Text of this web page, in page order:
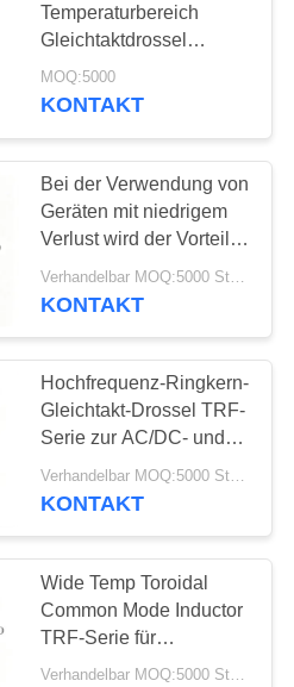
32
Temperaturbereich
Gleichtaktdrossel
TRF2606H-103Y -40°C
bis +105°C für
MOQ:5000
KONTAKT
Bei der Verwendung von
Geräten mit niedrigem
Verlust wird der Vorteil
des Verbrauchs in einem
bestimmten Bereich
KONTAKT
Hochfrequenz-Ringkern-
Gleichtakt-Drossel TRF-
Serie zur AC/DC- und
DC/DC-
Leitungsrauschunterdrückung
Verhandelbar MOQ:5000 Stück
KONTAKT
Wide Temp Toroidal
Common Mode Inductor
TRF-Serie für
LCD/PDP-Fernseher
Verhandelbar MOQ:5000 Stück